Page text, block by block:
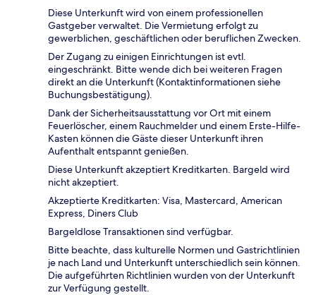
Diese Unterkunft wird von einem professionellen
Gastgeber verwaltet. Die Vermietung erfolgt zu
gewerblichen, geschäftlichen oder beruflichen Zwecken.
Der Zugang zu einigen Einrichtungen ist evtl.
eingeschränkt. Bitte wende dich bei weiteren Fragen
direkt an die Unterkunft (Kontaktinformationen siehe
Buchungsbestätigung).
Dank der Sicherheitsausstattung vor Ort mit einem
Feuerlöscher, einem Rauchmelder und einem Erste-Hilfe-
Kasten können die Gäste dieser Unterkunft ihren
Aufenthalt entspannt genießen.
Diese Unterkunft akzeptiert Kreditkarten. Bargeld wird
nicht akzeptiert.
Akzeptierte Kreditkarten: Visa, Mastercard, American
Express, Diners Club
Bargeldlose Transaktionen sind verfügbar.
Bitte beachte, dass kulturelle Normen und Gastrichtlinien
je nach Land und Unterkunft unterschiedlich sein können.
Die aufgeführten Richtlinien wurden von der Unterkunft
zur Verfügung gestellt.